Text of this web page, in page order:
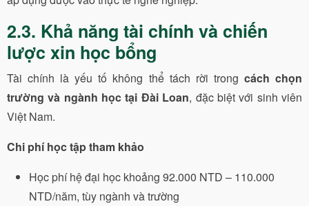
2.3. Khả năng tài chính và chiến
lược xin học bổng
Tài chính là yếu tố không thể tách rời trong cách chọn
trường và ngành học tại Đài Loan, đặc biệt với sinh viên
Việt Nam.
Chi phí học tập tham khảo
Học phí hệ đại học khoảng 92.000 NTD – 110.000
NTD/năm, tùy ngành và trường